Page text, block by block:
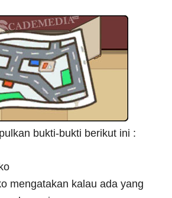
bukti-bukti berikut ini :
mengatakan kalau ada yang